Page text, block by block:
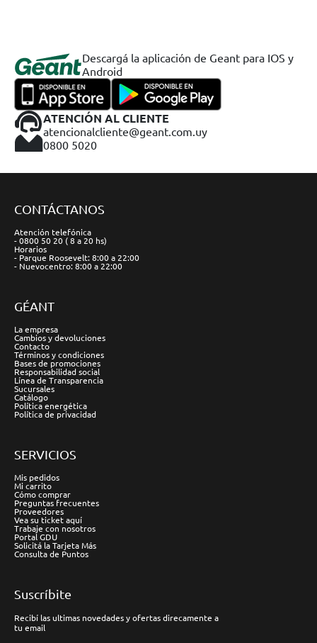
Descargá la aplicación de Geant para IOS y
Android
ATENCIÓN AL CLIENTE
atencionalcliente@geant.com.uy
0800 5020
CONTÁCTANOS
Atención telefónica
- 0800 50 20 ( 8 a 20 hs)
Horarios
- Parque Roosevelt: 8:00 a 22:00
- Nuevocentro: 8:00 a 22:00
GÉANT
La empresa
Cambios y devoluciones
Contacto
Términos y condiciones
Bases de promociones
Responsabilidad social
Línea de Transparencia
Sucursales
Catálogo
Política energética
Política de privacidad
SERVICIOS
Mis pedidos
Mi carrito
Cómo comprar
Preguntas frecuentes
Proveedores
Vea su ticket aquí
Trabaje con nosotros
Portal GDU
Solicitá la Tarjeta Más
Consulta de Puntos
Suscríbite
Recibí las ultimas novedades y ofertas direcamente a
tu email